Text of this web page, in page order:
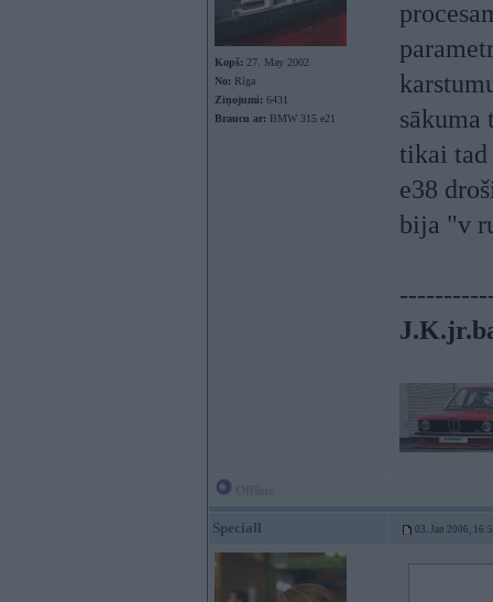
Kopš: 27. May 2002
No: Rīga
Ziņojumi: 6431
Braucu ar: BMW 315 e21
sākuma
tikai tad
e38
bija "v
Speciall 03. Jan 2006,